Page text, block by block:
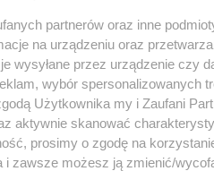
Toruniu kupić żywą
Sprawdź!
a to oznacza zbliżający się szał
Narodzenia bez pięknego,
zapewni wigil…
partnerów oraz inne
na urządzeniu oraz
wysyłane przez urządzenie czy
wybór spersonalizowanych
Użytkownika my i Zaufani
aktywnie skanować
prosimy o zgodę na
i zawsze możesz ją zmienić/